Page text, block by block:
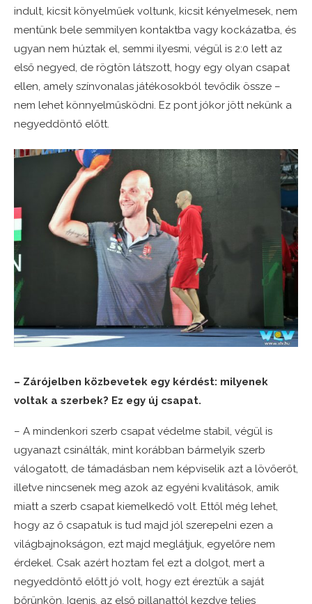
indult, kicsit könyelműek voltunk, kicsit kényelmesek, nem
mentünk bele semmilyen kontaktba vagy kockázatba, és
ugyan nem húztak el, semmi ilyesmi, végül is 2:0 lett az
első negyed, de rögtön látszott, hogy egy olyan csapat
ellen, amely színvonalas játékosokból tevődik össze –
nem lehet könnyelműsködni. Ez pont jókor jött nekünk a
negyeddöntő előtt.
– Zárójelben közbevetek egy kérdést: milyenek
voltak a szerbek? Ez egy új csapat.
– A mindenkori szerb csapat védelme stabil, végül is
ugyanazt csinálták, mint korábban bármelyik szerb
válogatott, de támadásban nem képviselik azt a lövőerőt,
illetve nincsenek meg azok az egyéni kvalitások, amik
miatt a szerb csapat kiemelkedő volt. Ettől még lehet,
hogy az ő csapatuk is tud majd jól szerepelni ezen a
világbajnokságon, ezt majd meglátjuk, egyelőre nem
érdekel. Csak azért hoztam fel ezt a dolgot, mert a
negyeddöntő előtt jó volt, hogy ezt éreztük a saját
bőrünkön. Igenis, az első pillanattól kezdve teljes